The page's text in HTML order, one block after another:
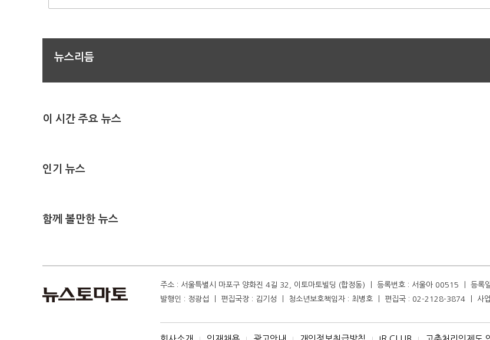
뉴스리듬
이 시간 주요 뉴스
인기 뉴스
함께 볼만한 뉴스
주소 : 서울특별시 마포구 양화진 4길 32, 이토마토빌딩 (합정동) ㅣ 등록번호 : 서울아 00515 ㅣ 등
발행인 : 정광섭 ㅣ 편집국장 : 김기성 ㅣ 청소년보호책임자 : 최병호 ㅣ 편집국 : 02-2128-3874 ㅣ